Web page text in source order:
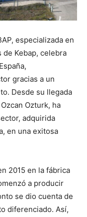
especializada en
Kebap, celebra
gracias a un
Desde su llegada
Ozturk, ha
adquirida
en una exitosa
2015 en la fábrica
a producir
se dio cuenta de
diferenciado. Así,